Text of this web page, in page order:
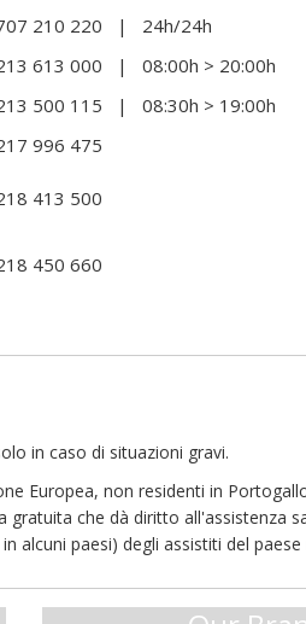
210 220 | 24h/24h
613 000 | ­08:00h > 20:00h
500 115 | 08:30h > 19:00h
996 475
413 500
450 660
in caso di situazioni gravi.
Europea, non residenti in
gratuita che dà diritto all'assistenza
alcuni paesi) degli assistiti del paese